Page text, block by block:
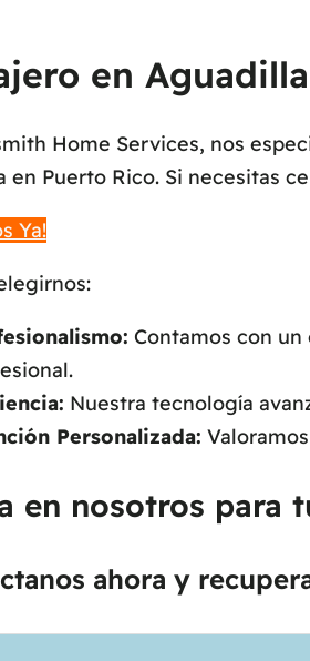
en
Home Services, nos
en Puerto Rico. Si necesitas
Ya!
Contamos con
Nuestra tecnología
Personalizada:
en nosotros para
ahora y